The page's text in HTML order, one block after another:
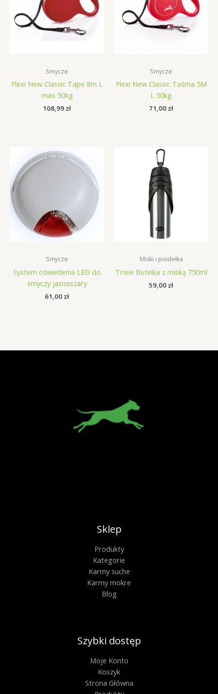
Smycze
Flexi New Classic Tape 8m L
max 50kg
108,99 zł
Smycze
Flexi New Classic Taśma 5M
L 50kg
71,00 zł
Smycze
System oświetlenia LED do
smyczy jasnoszary
61,00 zł
Miski i poidełka
Trixie Butelka z miską 750ml
59,00 zł
Sklep
Produkty
Kategorie
Karmy suche
Karmy mokre
Blog
Szybki dostęp
Moje Konto
Koszyk
Strona Główna